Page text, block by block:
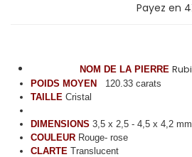
Payez en
NOM DE LA PIERRE
POIDS MOYEN
120.33 carats
TAILLE Cristal
DIMENSIONS 3,5 x 2,5 - 4,5 x 4,2 mm
COULEUR Rouge- rose
CLARTE Translucent